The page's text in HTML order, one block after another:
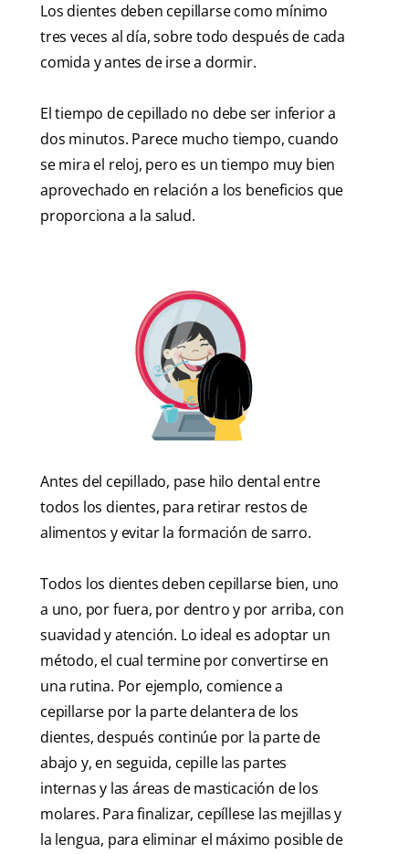
Los dientes deben cepillarse como mínimo
tres veces al día, sobre todo después de cada
comida y antes de irse a dormir.
El tiempo de cepillado no debe ser inferior a
dos minutos. Parece mucho tiempo, cuando
se mira el reloj, pero es un tiempo muy bien
aprovechado en relación a los beneficios que
proporciona a la salud.
Antes del cepillado, pase hilo dental entre
todos los dientes, para retirar restos de
alimentos y evitar la formación de sarro.
Todos los dientes deben cepillarse bien, uno
a uno, por fuera, por dentro y por arriba, con
suavidad y atención. Lo ideal es adoptar un
método, el cual termine por convertirse en
una rutina. Por ejemplo, comience a
cepillarse por la parte delantera de los
dientes, después continúe por la parte de
abajo y, en seguida, cepille las partes
internas y las áreas de masticación de los
molares. Para finalizar, cepíllese las mejillas y
la lengua, para eliminar el máximo posible de